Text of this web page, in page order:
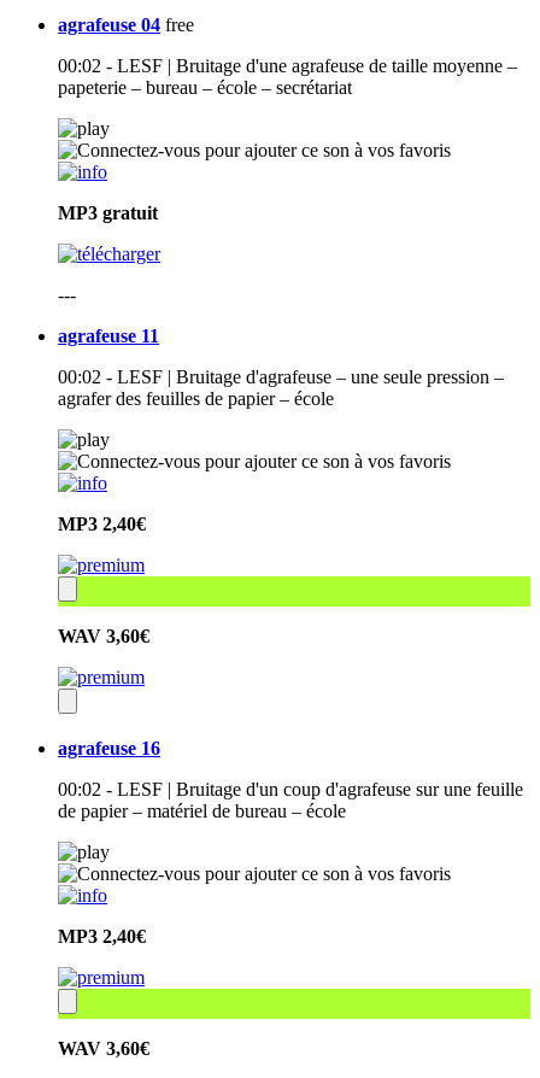
agrafeuse 04 free
00:02 - LESF | Bruitage d'une agrafeuse de taille moyenne –
papeterie – bureau – école – secrétariat
MP3 gratuit
---
agrafeuse 11
00:02 - LESF | Bruitage d'agrafeuse – une seule pression –
agrafer des feuilles de papier – école
MP3 2,40€
WAV 3,60€
agrafeuse 16
00:02 - LESF | Bruitage d'un coup d'agrafeuse sur une feuille
de papier – matériel de bureau – école
MP3 2,40€
WAV 3,60€